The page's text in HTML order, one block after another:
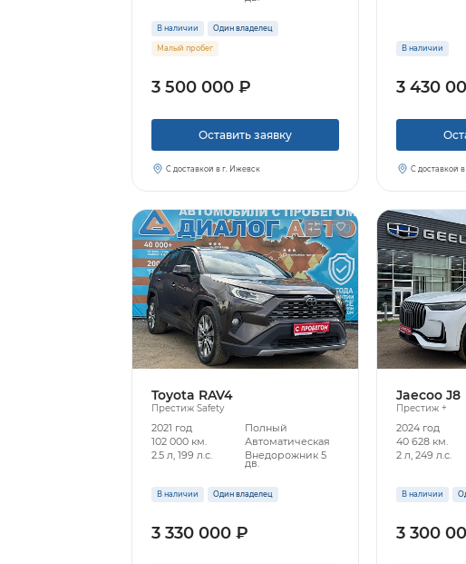
В наличии Один владелец
Малый пробег
3 500 000 ₽
Оставить заявку
С доставкой в г. Ижевск
В наличии
3 430
С доставкой
Toyota RAV4
Престиж Safety
2021 год
Полный
102 000 км.
Автоматическая
2.5 л, 199 л.с.
Внедорожник 5
дв.
В наличии Один владелец
3 330 000 ₽
Jaecoo J8
Престиж +
2024 год
40 628 км.
2 л, 249 л.с.
В наличии
3 300